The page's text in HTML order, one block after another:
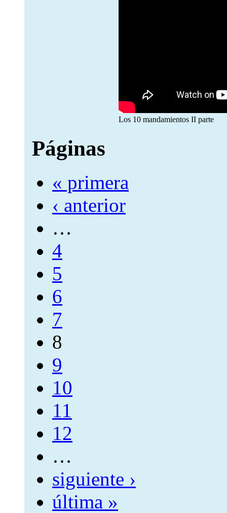
Los 10 mandamientos II parte
Páginas
« primera
‹ anterior
…
4
5
6
7
8
9
10
11
12
…
siguiente ›
última »